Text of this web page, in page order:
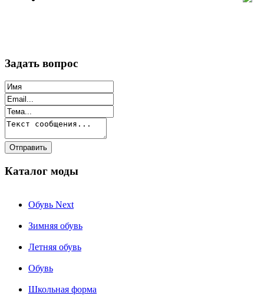
Задать вопрос
Каталог моды
Обувь Next
Зимняя обувь
Летняя обувь
Обувь
Школьная форма